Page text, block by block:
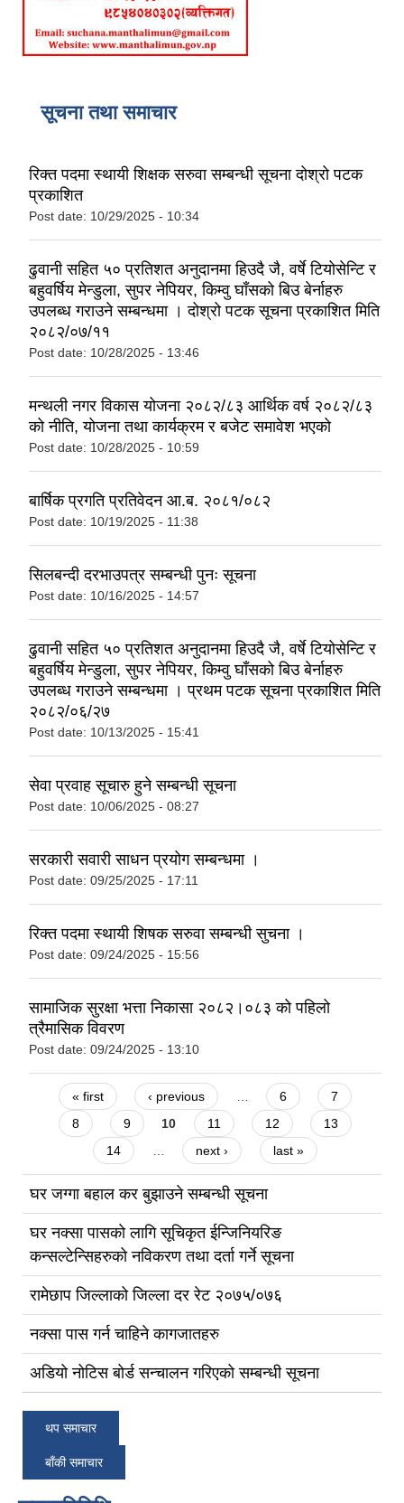
सूचना तथा समाचार
रिक्त पदमा स्थायी शिक्षक सरुवा सम्बन्धी सूचना दोश्रो पटक
प्रकाशित
Post date: 10/29/2025 - 10:34
ढुवानी सहित ५० प्रतिशत अनुदानमा हिउदै जै, वर्षे टियोसेन्टि र
बहुवर्षिय मेन्डुला, सुपर नेपियर, किम्वु घाँसको बिउ बेर्नाहरु
उपलब्ध गराउने सम्बन्धमा । दोश्रो पटक सूचना प्रकाशित मिति
२०८२/०७/११
Post date: 10/28/2025 - 13:46
मन्थली नगर विकास योजना २०८२/८३ आर्थिक वर्ष २०८२/८३
को नीति, योजना तथा कार्यक्रम र बजेट समावेश भएको
Post date: 10/28/2025 - 10:59
बार्षिक प्रगति प्रतिवेदन आ.ब. २०८१/०८२
Post date: 10/19/2025 - 11:38
सिलबन्दी दरभाउपत्र सम्बन्धी पुनः सूचना
Post date: 10/16/2025 - 14:57
ढुवानी सहित ५० प्रतिशत अनुदानमा हिउदै जै, वर्षे टियोसेन्टि र
बहुवर्षिय मेन्डुला, सुपर नेपियर, किम्वु घाँसको बिउ बेर्नाहरु
उपलब्ध गराउने सम्बन्धमा । प्रथम पटक सूचना प्रकाशित मिति
२०८२/०६/२७
Post date: 10/13/2025 - 15:41
सेवा प्रवाह सूचारु हुने सम्बन्धी सूचना
Post date: 10/06/2025 - 08:27
सरकारी सवारी साधन प्रयोग सम्बन्धमा ।
Post date: 09/25/2025 - 17:11
रिक्त पदमा स्थायी शिषक सरुवा सम्बन्धी सुचना ।
Post date: 09/24/2025 - 15:56
सामाजिक सुरक्षा भत्ता निकासा २०८२।०८३ को पहिलो
त्रैमासिक विवरण
Post date: 09/24/2025 - 13:10
Pages
« first ‹ previous … 6
7
8
9 10 11 12
13
14
… next › last »
घर जग्गा बहाल कर बुझाउने सम्बन्धी सूचना
घर नक्सा पासको लागि सूचिकृत ईन्जिनियरिङ
कन्सल्टेन्सिहरुको नविकरण तथा दर्ता गर्ने सूचना
रामेछाप जिल्लाको जिल्ला दर रेट २०७५/०७६
नक्सा पास गर्न चाहिने कागजातहरु
अडियो नोटिस बोर्ड सन्चालन गरिएको सम्बन्धी सूचना
थप समाचार
बाँकी समाचार